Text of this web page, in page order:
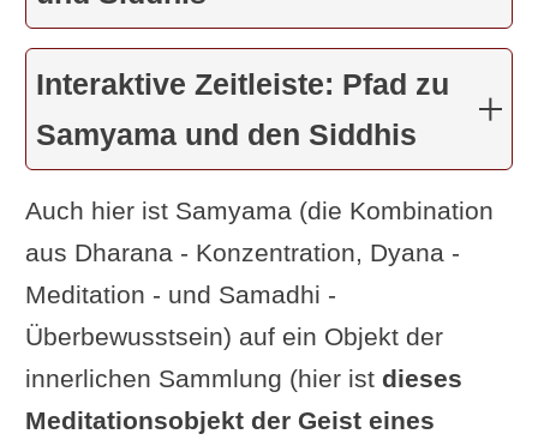
Interaktive Zeitleiste: Pfad zu
Samyama und den Siddhis
Auch hier ist Samyama (die Kombination
aus Dharana - Konzentration, Dyana -
Meditation - und Samadhi -
Überbewusstsein) auf ein Objekt der
innerlichen Sammlung (hier ist dieses
Meditationsobjekt der Geist eines